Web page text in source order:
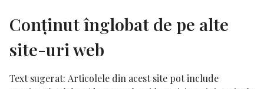
Conținut înglobat de pe alte
site-uri web
Text sugerat: Articolele din acest site pot include